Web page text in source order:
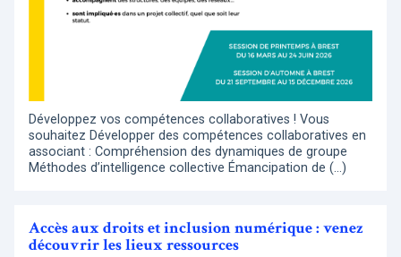
Développez vos compétences collaboratives ! Vous
souhaitez Développer des compétences collaboratives en
associant : Compréhension des dynamiques de groupe
Méthodes d’intelligence collective Émancipation de (…)
Accès aux droits et inclusion numérique : venez
découvrir les lieux ressources